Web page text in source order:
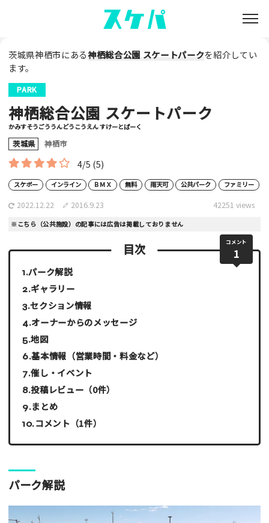
茨城県神栖市にある神栖総合公園 スケートパークを紹介してい
ます。
PARK
神栖総合公園 スケートパーク
かみすそうごううんどうこうえん すけーとぱーく
茨城県 神栖市
4/5 (5)
スケボー インライン ＢＭＸ 無料 雨天可 公共パーク ファミリー
2022.12.22 2016.9.23 42251 views
※こちら（公共施設）の記事には広告は掲載しておりません
コメント
1
目次
パーク解説
ギャラリー
セクション情報
オーナーからのメッセージ
地図
基本情報（営業時間・料金など）
催し・イベント
投稿レビュー（0件）
まとめ
コメント（1件）
パーク解説